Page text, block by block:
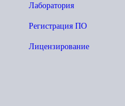
Лаборатория
Регистрация ПО
Лицензирование